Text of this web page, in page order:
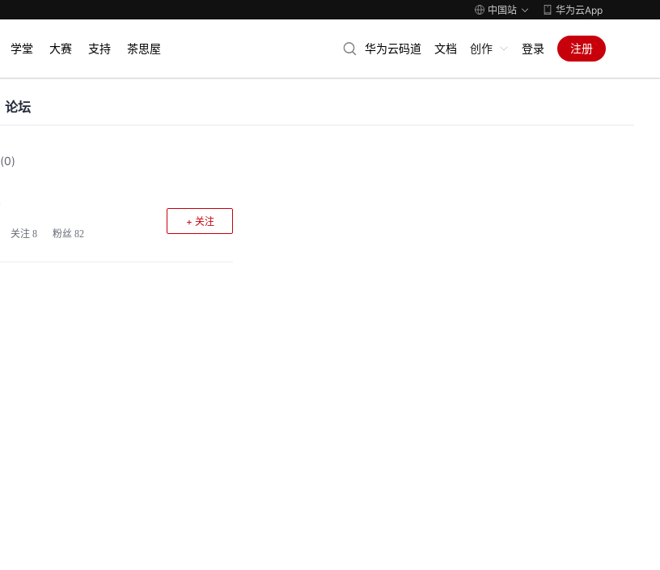
中国站 华为云App
学堂 大赛 支持 茶思屋 华为云码道 文档 创作 登录 注册
论坛
(0)
关注 8 粉丝 82
+ 关注